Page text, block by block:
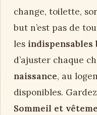
change, toilette,
but n’est pas de
les indispensables
d’ajuster chaque
naissance, au
disponibles.
Sommeil et